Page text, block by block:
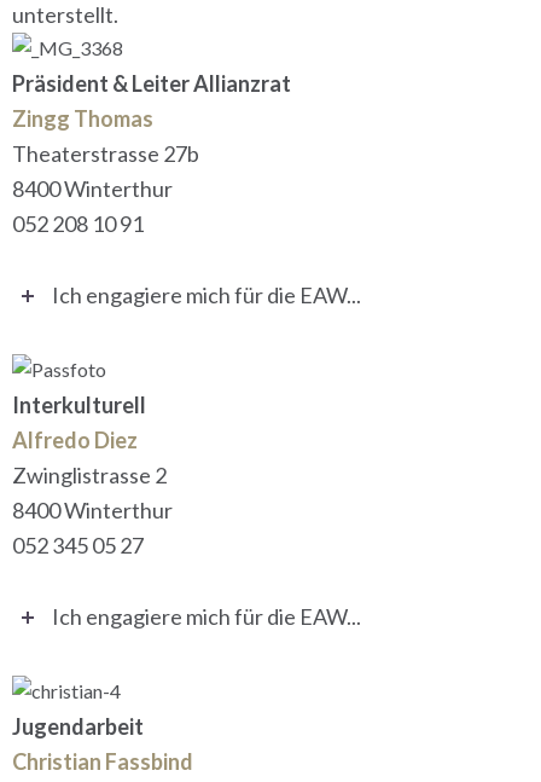
unterstellt.
Präsident & Leiter Allianzrat
Zingg Thomas
Theaterstrasse 27b
8400 Winterthur
052 208 10 91
Ich engagiere mich für die EAW...
Interkulturell
Alfredo Diez
Zwinglistrasse 2
8400 Winterthur
052 345 05 27
Ich engagiere mich für die EAW...
Jugendarbeit
Christian Fassbind